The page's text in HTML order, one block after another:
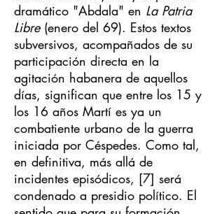
dramático "Abdala" en La Patria
Libre(enero del 69). Estos textos
subversivos, acompañados de su
participación directa en la
agitación habanera de aquellos
días, significan que entre los 15 y
los 16 años Martí es ya un
combatiente urbano de la guerra
iniciada por Céspedes. Como tal,
en definitiva, más allá de
incidentes episódicos, [7] será
condenado a presidio político. El